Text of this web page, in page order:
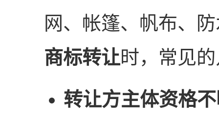
网、帐篷、帆布、
商标转让时，常见
转让方主体资格